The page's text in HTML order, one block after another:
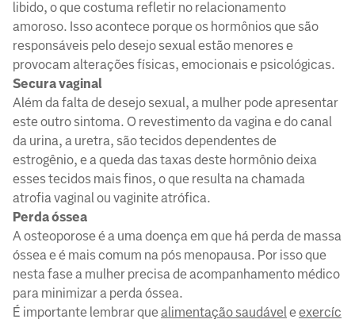
libido, o que costuma refletir no relacionamento
amoroso. Isso acontece porque os hormônios que são
responsáveis pelo desejo sexual estão menores e
provocam alterações físicas, emocionais e psicológicas.
Secura vaginal
Além da falta de desejo sexual, a mulher pode apresentar
este outro sintoma. O revestimento da vagina e do canal
da urina, a uretra, são tecidos dependentes de
estrogênio, e a queda das taxas deste hormônio deixa
esses tecidos mais finos, o que resulta na chamada
atrofia vaginal ou vaginite atrófica.
Perda óssea
A osteoporose é a uma doença em que há perda de massa
óssea e é mais comum na pós menopausa. Por isso que
nesta fase a mulher precisa de acompanhamento médico
para minimizar a perda óssea.
É importante lembrar quealimentação saudáveleexercíc